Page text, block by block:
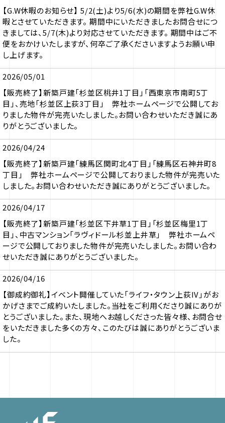
【G.W休暇のお知らせ】 5/2(土)より5/6(水)の期間を弊社G.W休
暇とさせていただきます。 期間中にいただきましたお問合せにつ
きましては、5/7(木)より対応させていただきます。 期間中はご不
便をおかけいたしますが、何卒ご了承くださいますようお願い申
し上げます。
2026/05/01
【販売終了】新築戸建「杉並区桃井1丁目」「西東京市南町5丁
目」、売地「杉並区上荻3丁目」 弊社ホームページで公開してお
りました物件が完売いたしました。お問い合わせいただき誠にあ
りがとうございました。
2026/04/24
【販売終了】新築戸建「練馬区関町北4丁目」「練馬区石神井町8
丁目」 弊社ホームページで公開しておりました物件が完売いた
しました。お問い合わせいただき誠にありがとうございました。
2026/04/17
【販売終了】新築戸建「杉並区下井草1丁目」「杉並区梅里1丁
目」、中古マンション「ラヴィドール杉並上井草」 弊社ホームペ
ージで公開しておりました物件が完売いたしました。お問い合わ
せいただき誠にありがとうございました。
2026/04/16
【御成約御礼】イベント開催していた「ライフ・タウン上荻IV」がお
かげさまでご成約いたしました。当社をご利用くださり誠にありが
とうございました。また、現地へお越しくださった皆々様、お問合せ
をいただきました多くの方々、このたびは誠にありがとうございま
した。